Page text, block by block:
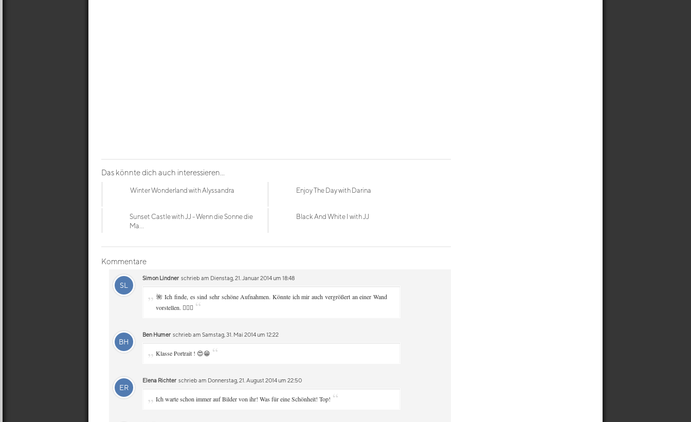
Das könnte dich auch interessieren...
Winter Wonderland with Alyssandra Enjoy The Day with Darina
Sunset Castle with JJ - Wenn die Sonne die
Ma...
Black And White I with JJ
Kommentare
SL
Simon Lindner schrieb am Dienstag, 21. Januar 2014 um 18:48
„ 🌺 Ich finde, es sind sehr schöne Aufnahmen. Könnte ich mir auch vergrößert an einer Wand
vorstellen. 👌🏻😘 “
BH
Ben Humer schrieb am Samstag, 31. Mai 2014 um 12:22
„ Klasse Portrait ! 😍😁 “
ER
Elena Richter schrieb am Donnerstag, 21. August 2014 um 22:50
„ Ich warte schon immer auf Bilder von ihr! Was für eine Schönheit! Top! “